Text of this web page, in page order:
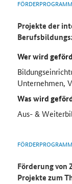
FÖRDERPROGRAMM
Projekte der
Wer wird
Unternehmen,
Was wird
Aus- &
FÖRDERPROGRAMM
Förderung
Projekte zum